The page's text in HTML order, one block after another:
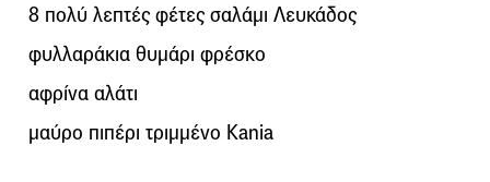
8 πολύ λεπτές φέτες σαλάμι Λευκάδος
φυλλαράκια θυμάρι φρέσκο
αφρίνα αλάτι
μαύρο πιπέρι τριμμένο Kania